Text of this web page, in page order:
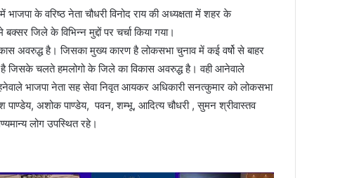
के वरिष्ठ नेता चौधरी विनोद राय की अध्यक्षता में शहर के
जिले के विभिन्न मुद्दों पर चर्चा किया गया।
अवरुद्ध है। जिसका मुख्य कारण है लोकसभा चुनाव में कई वर्षो से बाहर
जिसके चलते हमलोगो के जिले का विकास अवरुद्ध है। वही आनेवाले
भाजपा नेता सह सेवा निवृत आयकर अधिकारी सनत्कुमार को लोकसभा
पाण्डेय, अशोक पाण्डेय, पवन, शम्भू, आदित्य चौधरी , सुमन श्रीवास्तव
लोग उपस्थित रहे।